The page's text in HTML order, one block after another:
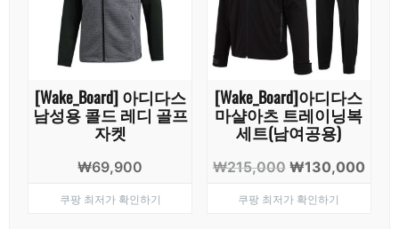
[Wake_Board] 아디다스
남성용 콜드 레디 골프
자켓
₩69,900
쿠팡 최저가 확인하기
[Wake_Board]아디다스
마샬아츠 트레이닝복
세트(남여공용)
₩215,000 원
가
₩130,000현
쿠팡 최저가 확인하기